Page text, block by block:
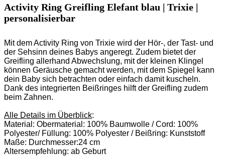
Activity Ring Greifling Elefant blau | Trixie |
personalisierbar
Mit dem Activity Ring von Trixie wird der Hör-, der Tast- und
der Sehsinn deines Babys angeregt. Zudem bietet der
Greifling allerhand Abwechslung, mit der kleinen Klingel
können Geräusche gemacht werden, mit dem Spiegel kann
dein Baby sich betrachten oder einfach damit kuscheln.
Dank des integrierten Beißringes hilft der Greifling zudem
beim Zahnen.
Alle Details im Überblick:
Material: Obermaterial: 100% Baumwolle / Cord: 100%
Polyester/ Füllung: 100% Polyester / Beißring: Kunststoff
Maße: Durchmesser:24 cm
Altersempfehlung: ab Geburt